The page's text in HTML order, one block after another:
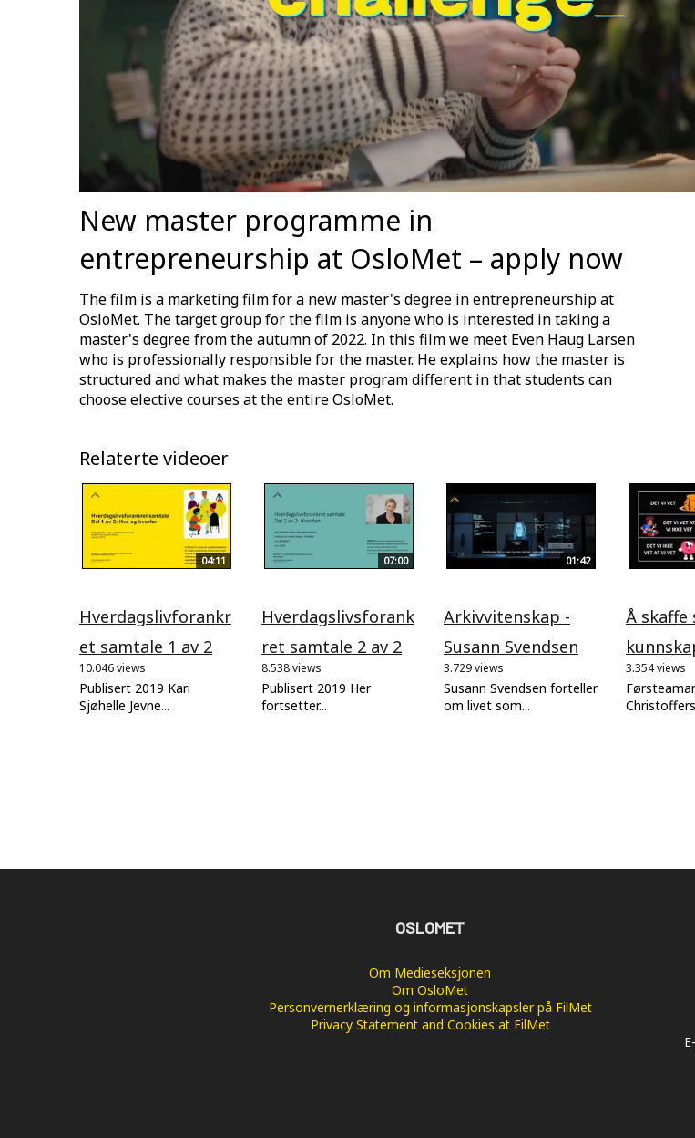
New master programme in
entrepreneurship at OsloMet – apply now
The film is a marketing film for a new master's degree in entrepreneurship at
OsloMet. The target group for the film is anyone who is interested in taking a
master's degree from the autumn of 2022. In this film we meet Even Haug Larsen
who is professionally responsible for the master. He explains how the master is
structured and what makes the master program different in that students can
choose elective courses at the entire OsloMet.
Relaterte videoer
04:11
Hverdagslivforankr
et samtale 1 av 2
10.046 views
Publisert 2019 Kari
Sjøhelle Jevne...
07:00
Hverdagslivsforank
ret samtale 2 av 2
8.538 views
Publisert 2019 Her
fortsetter...
01:42
Arkivvitenskap -
Susann Svendsen
3.729 views
Susann Svendsen forteller
om livet som...
Å skaffe
3.354 views
OSLOMET
Om Medieseksjonen
Om OsloMet
Personvernerklæring og informasjonskapsler på FilMet
Privacy Statement and Cookies at FilMet